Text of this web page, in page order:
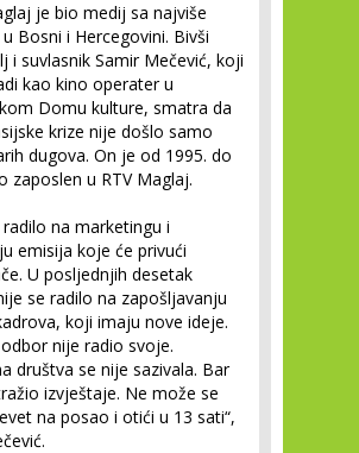
je bio medij sa najviše
Bosni i Hercegovini. Bivši
i suvlasnik Samir Mečević, koji
kao kino operater u
Domu kulture, smatra da
krize nije došlo samo
dugova. On je od 1995. do
zaposlen u RTV Maglaj.
radilo na marketingu i
emisija koje će privući
U posljednjih desetak
se radilo na zapošljavanju
koji imaju nove ideje.
nije radio svoje.
društva se nije sazivala. Bar
izvještaje. Ne može se
na posao i otići u 13 sati“,